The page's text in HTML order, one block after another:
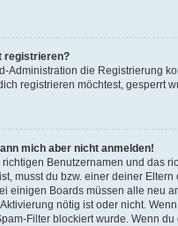
registrieren?
Administration die Registrierung
registrieren möchtest, gesperrt
mich aber nicht anmelden!
Benutzernamen und das
musst du bzw. einer deiner
einigen Boards müssen alle neu
nötig ist oder nicht.
Filter blockiert wurde. Wenn